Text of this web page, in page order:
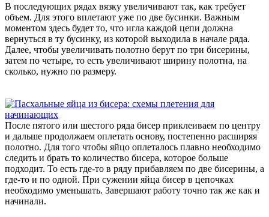
В последующих рядах вязку увеличивают так, как требует
объем. Для этого вплетают уже по две бусинки. Важным
моментом здесь будет то, что игла каждой цепи должна
вернуться в ту бусинку, из которой выходила в начале ряда.
Далее, чтобы увеличивать полотно берут по три бисерины,
затем по четыре, то есть увеличивают ширину полотна, на
сколько, нужно по размеру.
После пятого или шестого ряда бисер приклеиваем по центру
и дальше продолжаем оплетать основу, постепенно расширяя
полотно. Для того чтобы яйцо оплеталось плавно необходимо
следить и брать то количество бисера, которое больше
подходит. То есть где-то в ряду прибавляем по две бисерины, а
где-то и по одной. При сужении яйца бисер в цепочках
необходимо уменьшать. Завершают работу точно так же как и
начинали.